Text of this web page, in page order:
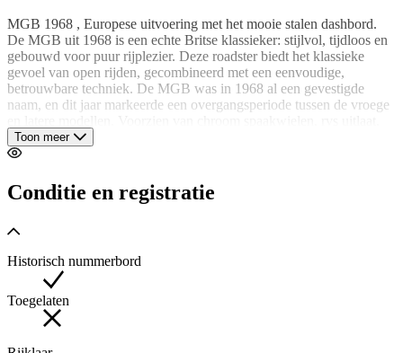
MGB 1968 , Europese uitvoering met het mooie stalen dashbord.
De MGB uit 1968 is een echte Britse klassieker: stijlvol, tijdloos en
gebouwd voor puur rijplezier. Deze roadster biedt het klassieke
gevoel van open rijden, gecombineerd met een eenvoudige,
betrouwbare techniek. De MGB was in 1968 al een gevestigde
naam, en dit jaar markeerde een overgangsperiode tussen de vroege
dubbele SU Carburateurs en overdrive op de 3e en 4e versnelling.
Onlangs voorzien van een nieuw dak. Met nota's van onderhoud.
ooit gebouwd: stijlvol, betrouwbaar, betaalbaar en puur. Met zijn
klassieke lijnen, eenvoudige techniek en open rijbeleving is dit dé
Bedrijfsinformatie
Prijswijzigingen, druk- en zetfouten voorbehouden.
Altijd ruim 500 auto's op voorraad, check de actuele voorraad via
www.hofman.nl.
Volg ons ook op facebook.com/HofmanLeek
Bel ons voor de mogelijkheden voor inkoop, verkoop,
Toon meer
Conditie en registratie
Historisch nummerbord
Toegelaten